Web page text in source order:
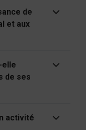
de
et aux
elle
de ses
activité